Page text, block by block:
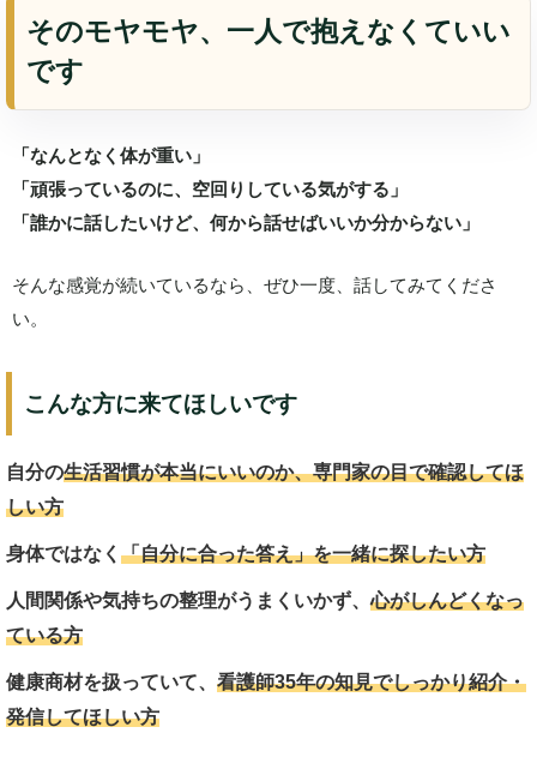
そのモヤモヤ、一人で抱えなくていい
です
「なんとなく体が重い」
「頑張っているのに、空回りしている気がする」
「誰かに話したいけど、何から話せばいいか分からない」
そんな感覚が続いているなら、ぜひ一度、話してみてくださ
い。
こんな方に来てほしいです
自分の生活習慣が本当にいいのか、専門家の目で確認してほ
しい方
身体ではなく 「自分に合った答え」を一緒に探したい方
人間関係や気持ちの整理がうまくいかず、心がしんどくなっ
ている方
健康商材を扱っていて、 看護師35年の知見でしっかり紹介・
発信してほしい方